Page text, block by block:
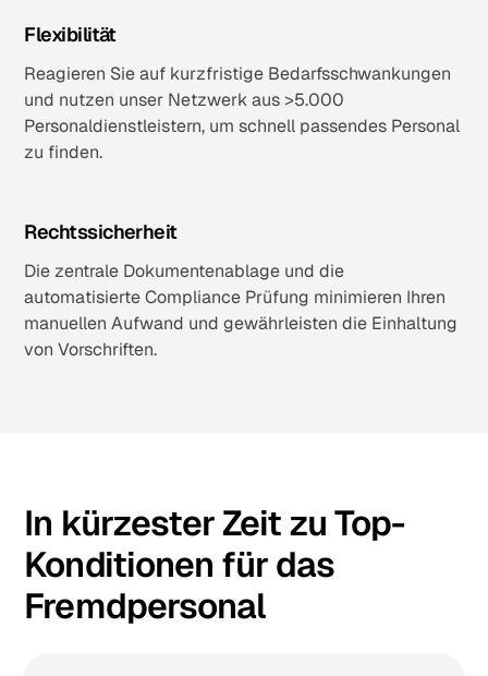
Flexibilität
Reagieren Sie auf kurzfristige Bedarfsschwankungen
und nutzen unser Netzwerk aus >5.000
Personaldienstleistern, um schnell passendes Personal
zu finden.
Rechtssicherheit
Die zentrale Dokumentenablage und die
automatisierte Compliance Prüfung minimieren Ihren
manuellen Aufwand und gewährleisten die Einhaltung
von Vorschriften.
In kürzester Zeit zu Top-
Konditionen für das
Fremdpersonal